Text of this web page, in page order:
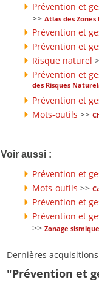
Prévention et
>> Atlas des
Prévention et
Prévention et
Risque naturel
Prévention et
des Risques
Prévention et
Mots-outils >>
Voir aussi :
Prévention et
Mots-outils >>
Prévention et
Prévention et
>> Zonage sismique
Dernières
"Prévention et